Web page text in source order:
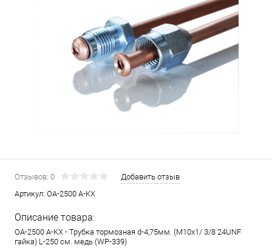
Отзывов: 0
Добавить отзыв
Артикул: OA-2500 A-KX
Описание товара:
OA-2500 A-KX - Трубка тормозная d-4,75мм. (М10х1/ 3/8 24UNF
гайка) L-250 см. медь (WP-339)